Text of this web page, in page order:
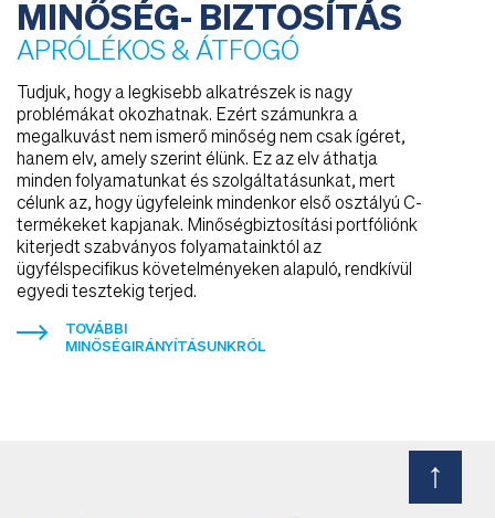
MINŐSÉG- BIZTOSÍTÁS
APRÓLÉKOS & ÁTFOGÓ
Tudjuk, hogy a legkisebb alkatrészek is nagy
problémákat okozhatnak. Ezért számunkra a
megalkuvást nem ismerő minőség nem csak ígéret,
hanem elv, amely szerint élünk. Ez az elv áthatja
minden folyamatunkat és szolgáltatásunkat, mert
célunk az, hogy ügyfeleink mindenkor első osztályú C-
termékeket kapjanak. Minőségbiztosítási portfóliónk
kiterjedt szabványos folyamatainktól az
ügyfélspecifikus követelményeken alapuló, rendkívül
egyedi tesztekig terjed.
TOVÁBBI
MINŐSÉGIRÁNYÍTÁSUNKRÓL
↑